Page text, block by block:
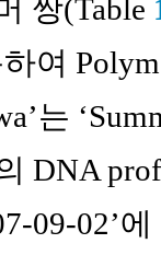
쌍(Table
여
는
DNA
09-02’